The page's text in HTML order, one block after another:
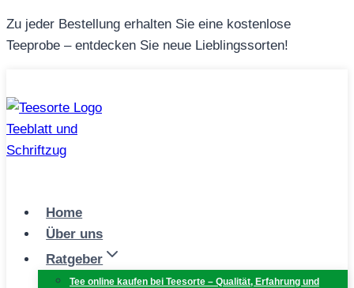
Zum
Inhalt
Zu jeder Bestellung erhalten Sie eine kostenlose
Teeprobe – entdecken Sie neue Lieblingssorten!
Home
Über uns
Ratgeber
Tee online kaufen bei Teesorte – Qualität, Erfahrung und